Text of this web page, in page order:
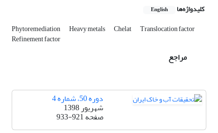
کلیدواژه‌ها English
Phytoremediation Heavy metals Chelat Translocation factor
Refinement factor
مراجع
دوره 50، شماره 4
شهریور 1398
صفحه933-921